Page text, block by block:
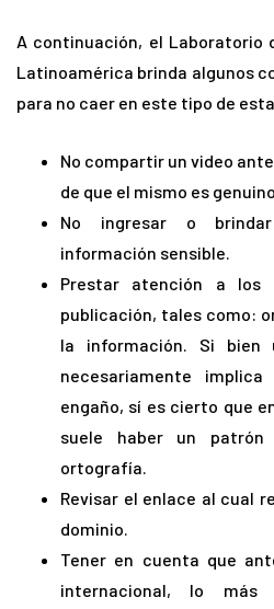
A continuación, el Laboratorio
Latinoamérica brinda algunos
para no caer en este tipo de
No compartir un video
de que el mismo es
No ingresar o
información sensible.
Prestar atención a los
publicación, tales como:
la información. Si bien
necesariamente
engaño, sí es cierto que
suele haber un
ortografía.
Revisar el enlace al cual
dominio.
Tener en cuenta que
internacional, lo